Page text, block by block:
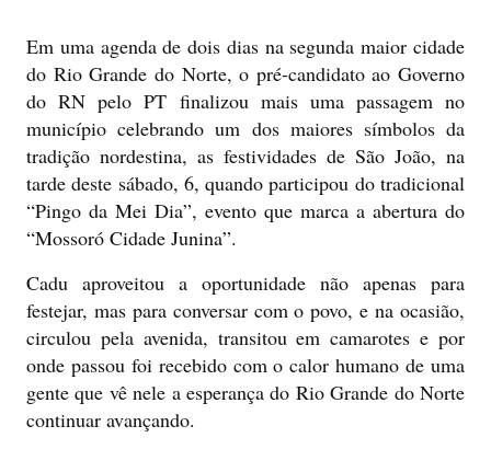
Em uma agenda de dois dias na segunda maior cidade
do Rio Grande do Norte, o pré-candidato ao Governo
do RN pelo PT finalizou mais uma passagem no
município celebrando um dos maiores símbolos da
tradição nordestina, as festividades de São João, na
tarde deste sábado, 6, quando participou do tradicional
“Pingo da Mei Dia”, evento que marca a abertura do
“Mossoró Cidade Junina”.
Cadu aproveitou a oportunidade não apenas para
festejar, mas para conversar com o povo, e na ocasião,
circulou pela avenida, transitou em camarotes e por
onde passou foi recebido com o calor humano de uma
gente que vê nele a esperança do Rio Grande do Norte
continuar avançando.